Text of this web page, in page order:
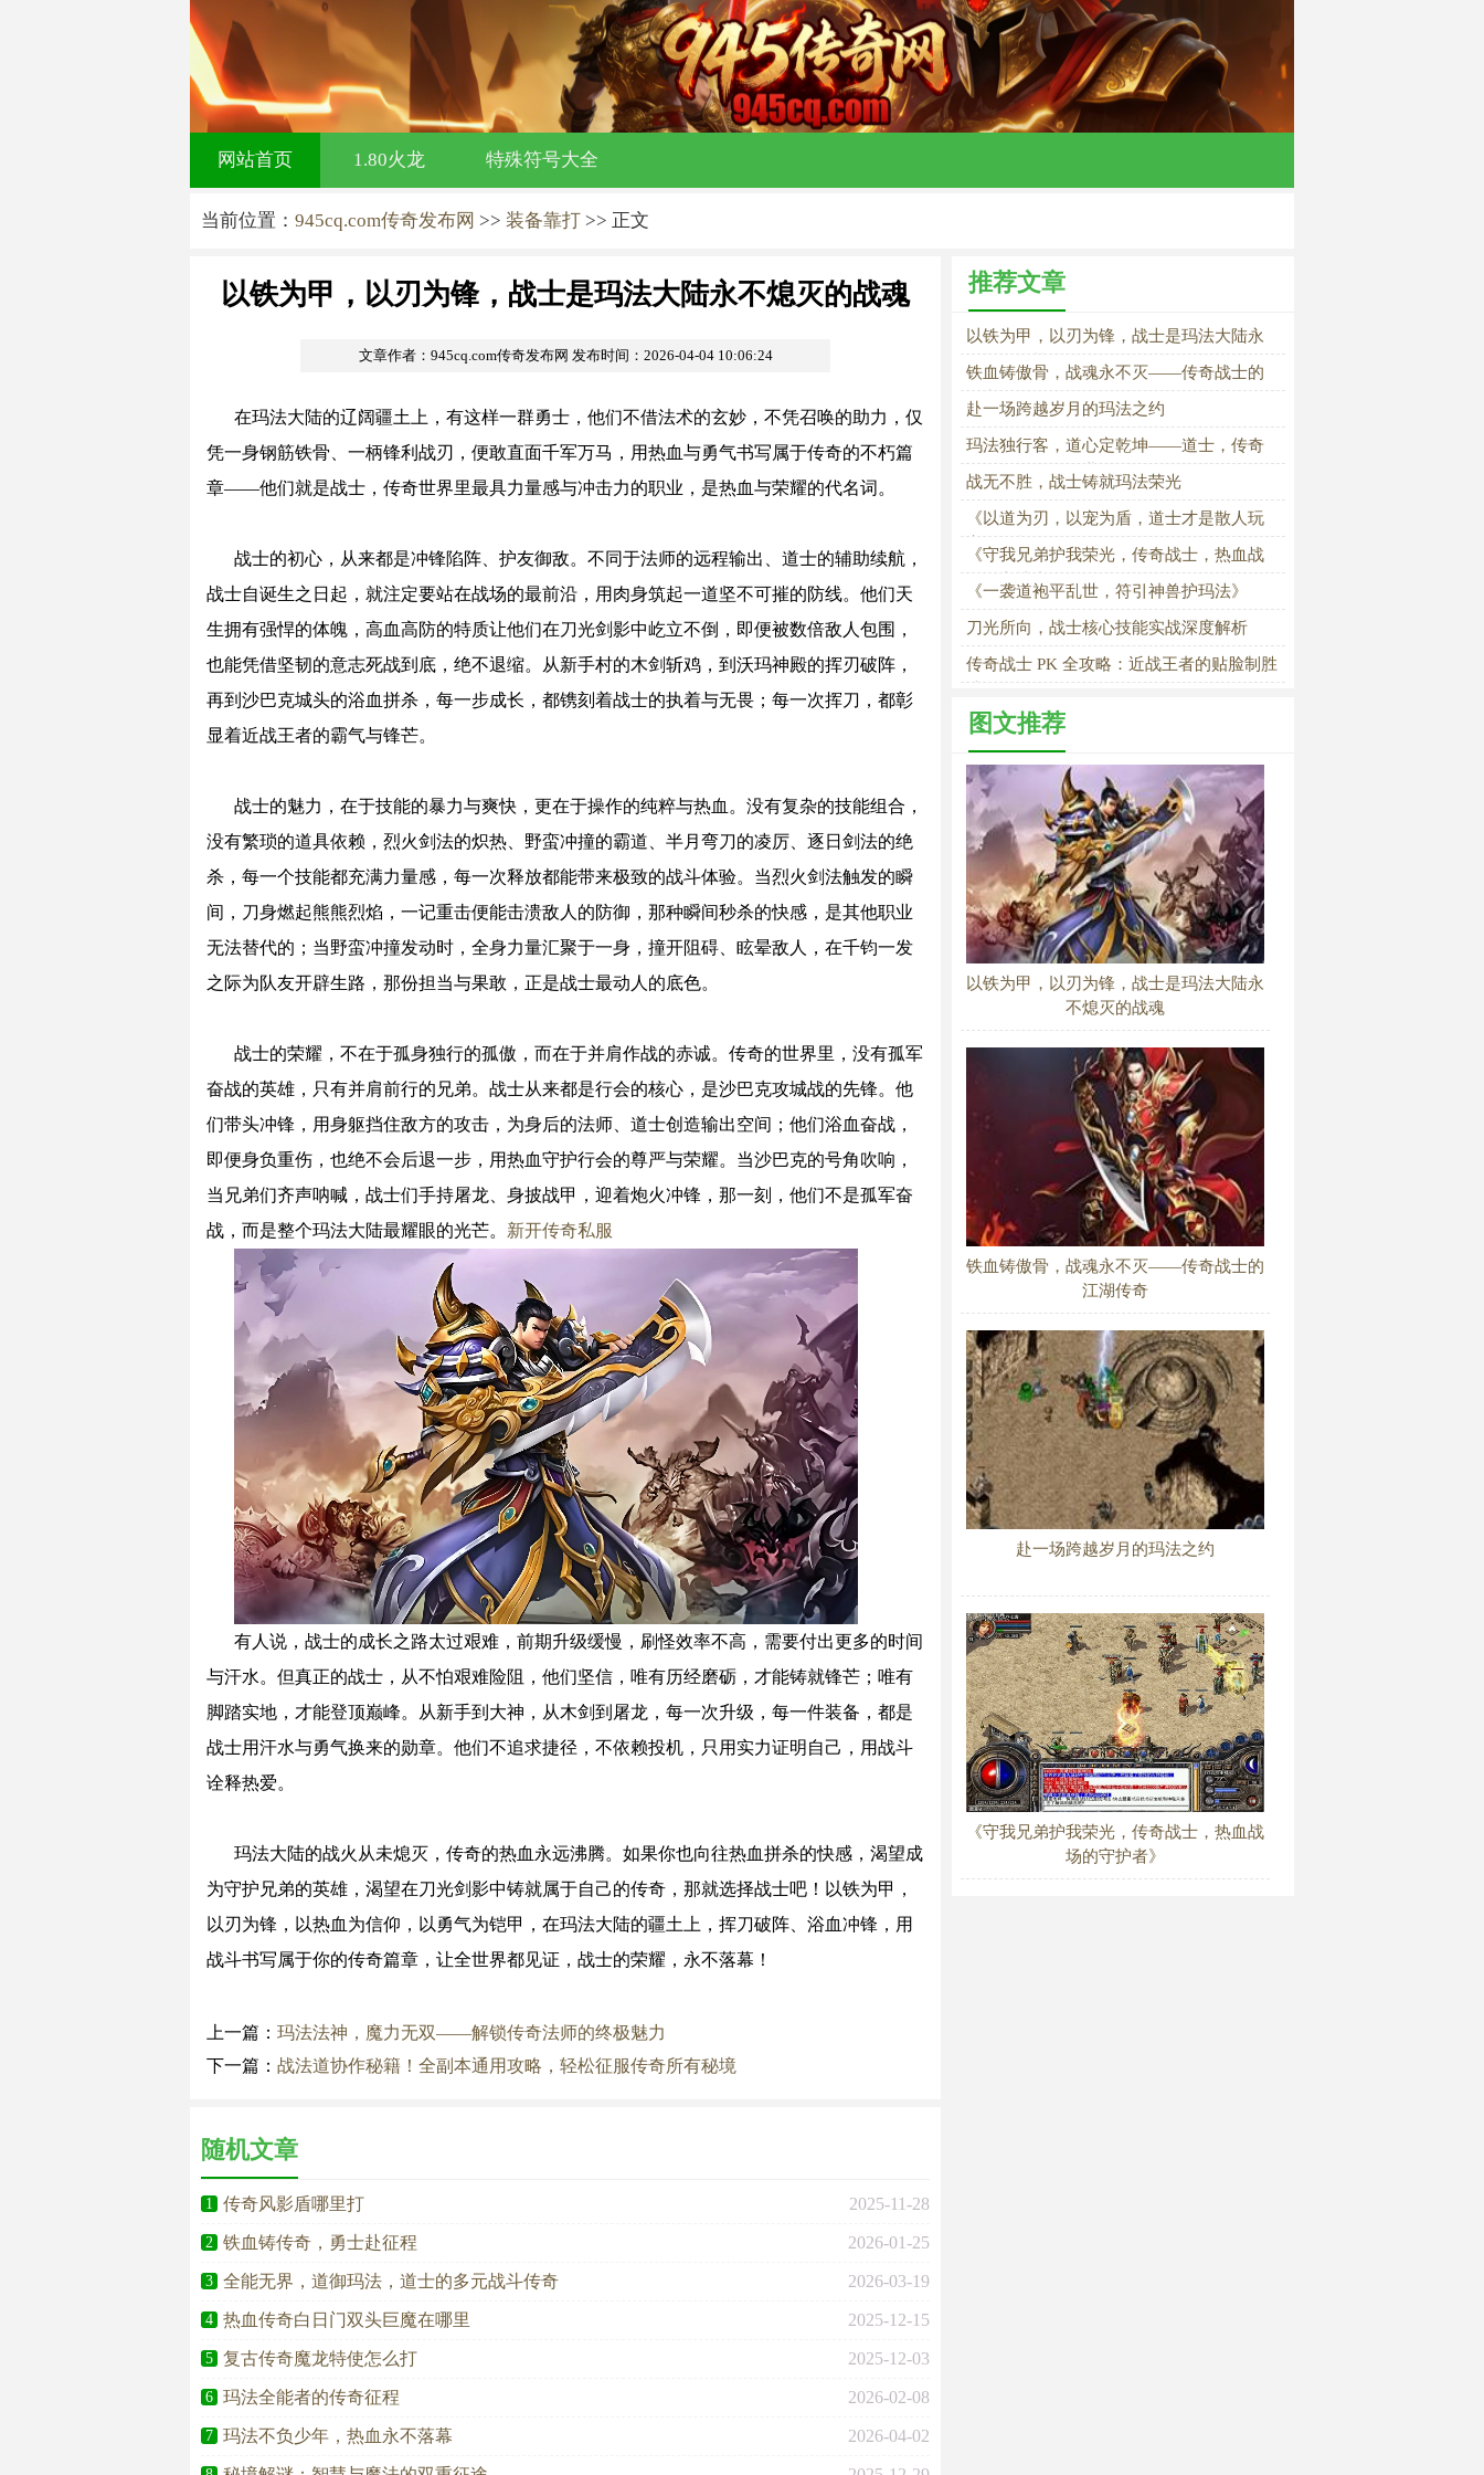
网站首页 1.80火龙 特殊符号大全
当前位置： 945cq.com传奇发布网 >> 装备靠打 >> 正文
以铁为甲，以刃为锋，战士是玛法大陆永不熄灭的战魂
文章作者：945cq.com传奇发布网 发布时间：2026-04-04 10:06:24
在玛法大陆的辽阔疆土上，有这样一群勇士，他们不借法术的玄妙，不凭召唤的助力，仅
凭一身钢筋铁骨、一柄锋利战刃，便敢直面千军万马，用热血与勇气书写属于传奇的不朽篇
章——他们就是战士，传奇世界里最具力量感与冲击力的职业，是热血与荣耀的代名词。
战士的初心，从来都是冲锋陷阵、护友御敌。不同于法师的远程输出、道士的辅助续航，
战士自诞生之日起，就注定要站在战场的最前沿，用肉身筑起一道坚不可摧的防线。他们天
生拥有强悍的体魄，高血高防的特质让他们在刀光剑影中屹立不倒，即便被数倍敌人包围，
也能凭借坚韧的意志死战到底，绝不退缩。从新手村的木剑斩鸡，到沃玛神殿的挥刃破阵，
再到沙巴克城头的浴血拼杀，每一步成长，都镌刻着战士的执着与无畏；每一次挥刀，都彰
显着近战王者的霸气与锋芒。
战士的魅力，在于技能的暴力与爽快，更在于操作的纯粹与热血。没有复杂的技能组合，
没有繁琐的道具依赖，烈火剑法的炽热、野蛮冲撞的霸道、半月弯刀的凌厉、逐日剑法的绝
杀，每一个技能都充满力量感，每一次释放都能带来极致的战斗体验。当烈火剑法触发的瞬
间，刀身燃起熊熊烈焰，一记重击便能击溃敌人的防御，那种瞬间秒杀的快感，是其他职业
无法替代的；当野蛮冲撞发动时，全身力量汇聚于一身，撞开阻碍、眩晕敌人，在千钧一发
之际为队友开辟生路，那份担当与果敢，正是战士最动人的底色。
战士的荣耀，不在于孤身独行的孤傲，而在于并肩作战的赤诚。传奇的世界里，没有孤军
奋战的英雄，只有并肩前行的兄弟。战士从来都是行会的核心，是沙巴克攻城战的先锋。他
们带头冲锋，用身躯挡住敌方的攻击，为身后的法师、道士创造输出空间；他们浴血奋战，
即便身负重伤，也绝不会后退一步，用热血守护行会的尊严与荣耀。当沙巴克的号角吹响，
当兄弟们齐声呐喊，战士们手持屠龙、身披战甲，迎着炮火冲锋，那一刻，他们不是孤军奋
战，而是整个玛法大陆最耀眼的光芒。 新开传奇私服
有人说，战士的成长之路太过艰难，前期升级缓慢，刷怪效率不高，需要付出更多的时间
与汗水。但真正的战士，从不怕艰难险阻，他们坚信，唯有历经磨砺，才能铸就锋芒；唯有
脚踏实地，才能登顶巅峰。从新手到大神，从木剑到屠龙，每一次升级，每一件装备，都是
战士用汗水与勇气换来的勋章。他们不追求捷径，不依赖投机，只用实力证明自己，用战斗
诠释热爱。
玛法大陆的战火从未熄灭，传奇的热血永远沸腾。如果你也向往热血拼杀的快感，渴望成
为守护兄弟的英雄，渴望在刀光剑影中铸就属于自己的传奇，那就选择战士吧！以铁为甲，
以刃为锋，以热血为信仰，以勇气为铠甲，在玛法大陆的疆土上，挥刀破阵、浴血冲锋，用
战斗书写属于你的传奇篇章，让全世界都见证，战士的荣耀，永不落幕！
上一篇： 玛法法神，魔力无双——解锁传奇法师的终极魅力
下一篇： 战法道协作秘籍！全副本通用攻略，轻松征服传奇所有秘境
随机文章
2025-11-28
1 传奇风影盾哪里打
2026-01-25
2 铁血铸传奇，勇士赴征程
2026-03-19
3 全能无界，道御玛法，道士的多元战斗传奇
2025-12-15
4 热血传奇白日门双头巨魔在哪里
2025-12-03
5 复古传奇魔龙特使怎么打
2026-02-08
6 玛法全能者的传奇征程
2026-04-02
7 玛法不负少年，热血永不落幕
推荐文章
以铁为甲，以刃为锋，战士是玛法大陆永
不熄灭的战魂
铁血铸傲骨，战魂永不灭——传奇战士的
江湖传奇
赴一场跨越岁月的玛法之约
玛法独行客，道心定乾坤——道士，传奇
里最有风骨的职业
战无不胜，战士铸就玛法荣光
《以道为刃，以宠为盾，道士才是散人玩
家的终极信仰》
《守我兄弟护我荣光，传奇战士，热血战
场的守护者》
《一袭道袍平乱世，符引神兽护玛法》
刀光所向，战士核心技能实战深度解析
传奇战士 PK 全攻略：近战王者的贴脸制胜
图文推荐
以铁为甲，以刃为锋，战士是玛法大陆永
不熄灭的战魂
铁血铸傲骨，战魂永不灭——传奇战士的
江湖传奇
赴一场跨越岁月的玛法之约
《守我兄弟护我荣光，传奇战士，热血战
场的守护者》